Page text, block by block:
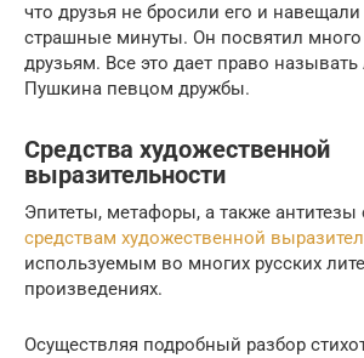
что друзья не бросили его и
страшные минуты. Он посвятил много
друзьям. Все это дает право
Пушкина певцом дружбы.
Средства художественной
выразительности
Эпитеты, метафоры, а также антитезы
средствам художественной
используемым во многих русских
произведениях.
Осуществляя подробный разбор